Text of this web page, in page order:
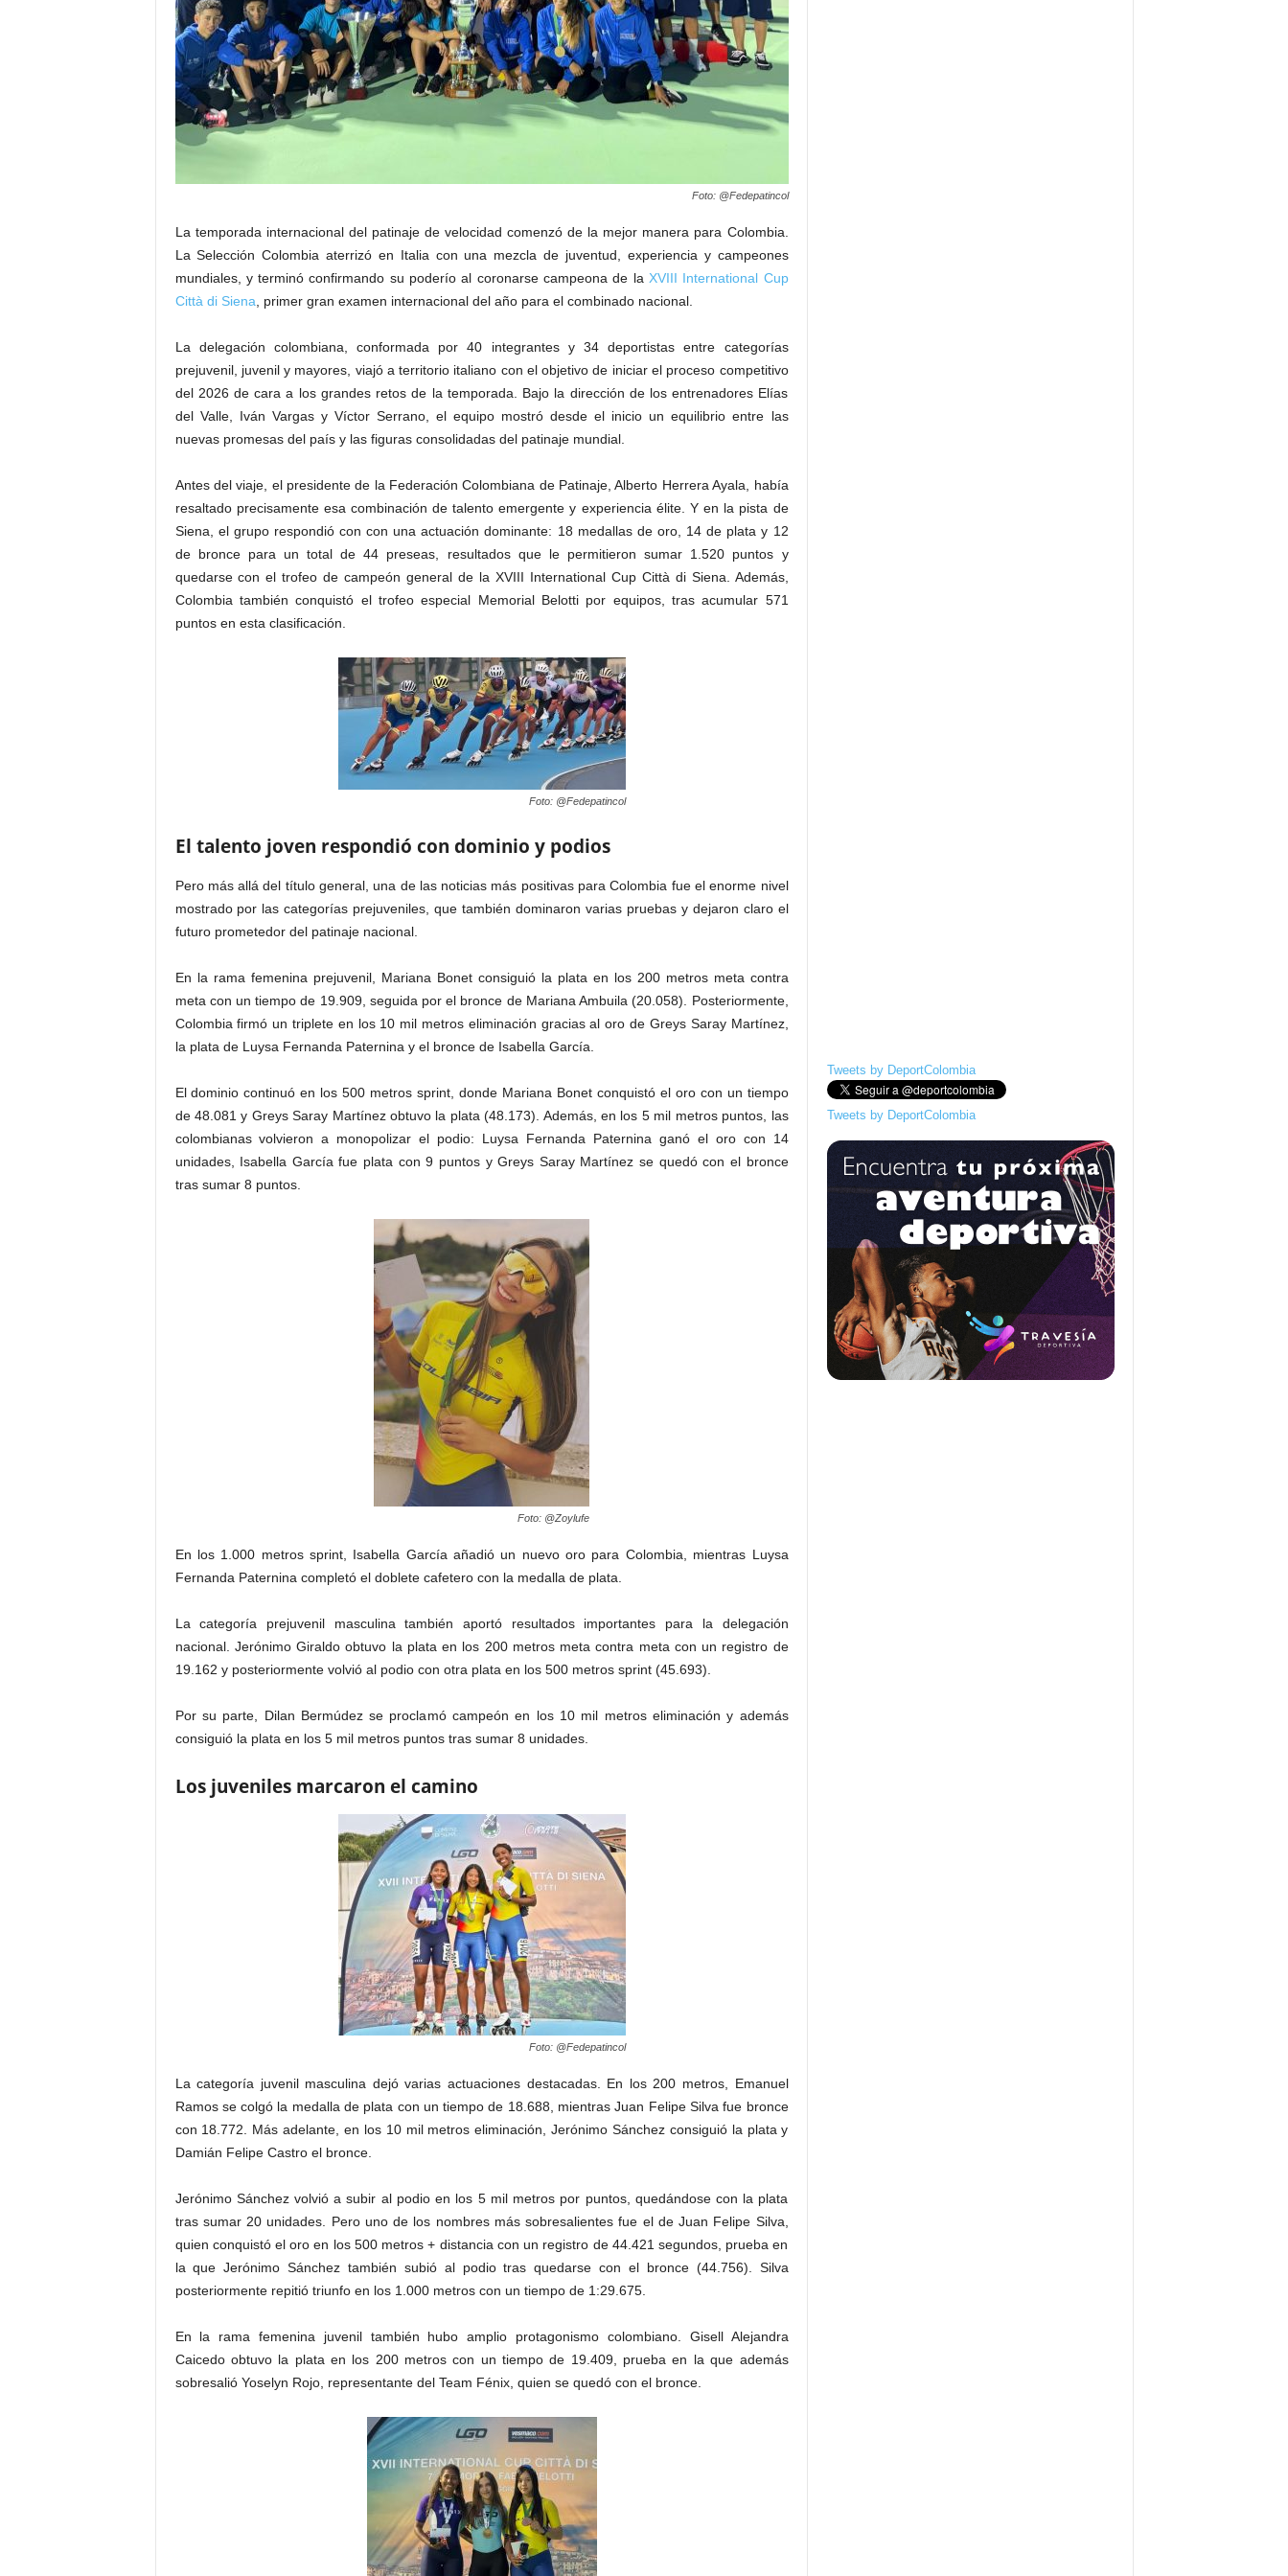
Foto: @Fedepatincol
La temporada internacional del patinaje de velocidad comenzó de la mejor manera para Colombia.
La Selección Colombia aterrizó en Italia con una mezcla de juventud, experiencia y campeones
mundiales, y terminó confirmando su poderío al coronarse campeona de la XVIII International Cup
Città di Siena , primer gran examen internacional del año para el combinado nacional.
La delegación colombiana, conformada por 40 integrantes y 34 deportistas entre categorías
prejuvenil, juvenil y mayores, viajó a territorio italiano con el objetivo de iniciar el proceso competitivo
del 2026 de cara a los grandes retos de la temporada. Bajo la dirección de los entrenadores Elías
del Valle, Iván Vargas y Víctor Serrano, el equipo mostró desde el inicio un equilibrio entre las
nuevas promesas del país y las figuras consolidadas del patinaje mundial.
Antes del viaje, el presidente de la Federación Colombiana de Patinaje, Alberto Herrera Ayala, había
resaltado precisamente esa combinación de talento emergente y experiencia élite. Y en la pista de
Siena, el grupo respondió con con una actuación dominante: 18 medallas de oro, 14 de plata y 12
de bronce para un total de 44 preseas, resultados que le permitieron sumar 1.520 puntos y
quedarse con el trofeo de campeón general de la XVIII International Cup Città di Siena. Además,
Colombia también conquistó el trofeo especial Memorial Belotti por equipos, tras acumular 571
puntos en esta clasificación.
Foto: @Fedepatincol
El talento joven respondió con dominio y podios
Pero más allá del título general, una de las noticias más positivas para Colombia fue el enorme nivel
mostrado por las categorías prejuveniles, que también dominaron varias pruebas y dejaron claro el
futuro prometedor del patinaje nacional.
En la rama femenina prejuvenil, Mariana Bonet consiguió la plata en los 200 metros meta contra
meta con un tiempo de 19.909, seguida por el bronce de Mariana Ambuila (20.058). Posteriormente,
Colombia firmó un triplete en los 10 mil metros eliminación gracias al oro de Greys Saray Martínez,
la plata de Luysa Fernanda Paternina y el bronce de Isabella García.
El dominio continuó en los 500 metros sprint, donde Mariana Bonet conquistó el oro con un tiempo
de 48.081 y Greys Saray Martínez obtuvo la plata (48.173). Además, en los 5 mil metros puntos, las
colombianas volvieron a monopolizar el podio: Luysa Fernanda Paternina ganó el oro con 14
unidades, Isabella García fue plata con 9 puntos y Greys Saray Martínez se quedó con el bronce
tras sumar 8 puntos.
Foto: @Zoylufe
En los 1.000 metros sprint, Isabella García añadió un nuevo oro para Colombia, mientras Luysa
Fernanda Paternina completó el doblete cafetero con la medalla de plata.
La categoría prejuvenil masculina también aportó resultados importantes para la delegación
nacional. Jerónimo Giraldo obtuvo la plata en los 200 metros meta contra meta con un registro de
19.162 y posteriormente volvió al podio con otra plata en los 500 metros sprint (45.693).
Por su parte, Dilan Bermúdez se proclamó campeón en los 10 mil metros eliminación y además
consiguió la plata en los 5 mil metros puntos tras sumar 8 unidades.
Los juveniles marcaron el camino
Foto: @Fedepatincol
La categoría juvenil masculina dejó varias actuaciones destacadas. En los 200 metros, Emanuel
Ramos se colgó la medalla de plata con un tiempo de 18.688, mientras Juan Felipe Silva fue bronce
con 18.772. Más adelante, en los 10 mil metros eliminación, Jerónimo Sánchez consiguió la plata y
Damián Felipe Castro el bronce.
Jerónimo Sánchez volvió a subir al podio en los 5 mil metros por puntos, quedándose con la plata
tras sumar 20 unidades. Pero uno de los nombres más sobresalientes fue el de Juan Felipe Silva,
quien conquistó el oro en los 500 metros + distancia con un registro de 44.421 segundos, prueba en
la que Jerónimo Sánchez también subió al podio tras quedarse con el bronce (44.756). Silva
posteriormente repitió triunfo en los 1.000 metros con un tiempo de 1:29.675.
En la rama femenina juvenil también hubo amplio protagonismo colombiano. Gisell Alejandra
Caicedo obtuvo la plata en los 200 metros con un tiempo de 19.409, prueba en la que además
sobresalió Yoselyn Rojo, representante del Team Fénix, quien se quedó con el bronce.
Tweets by DeportColombia
Tweets by DeportColombia